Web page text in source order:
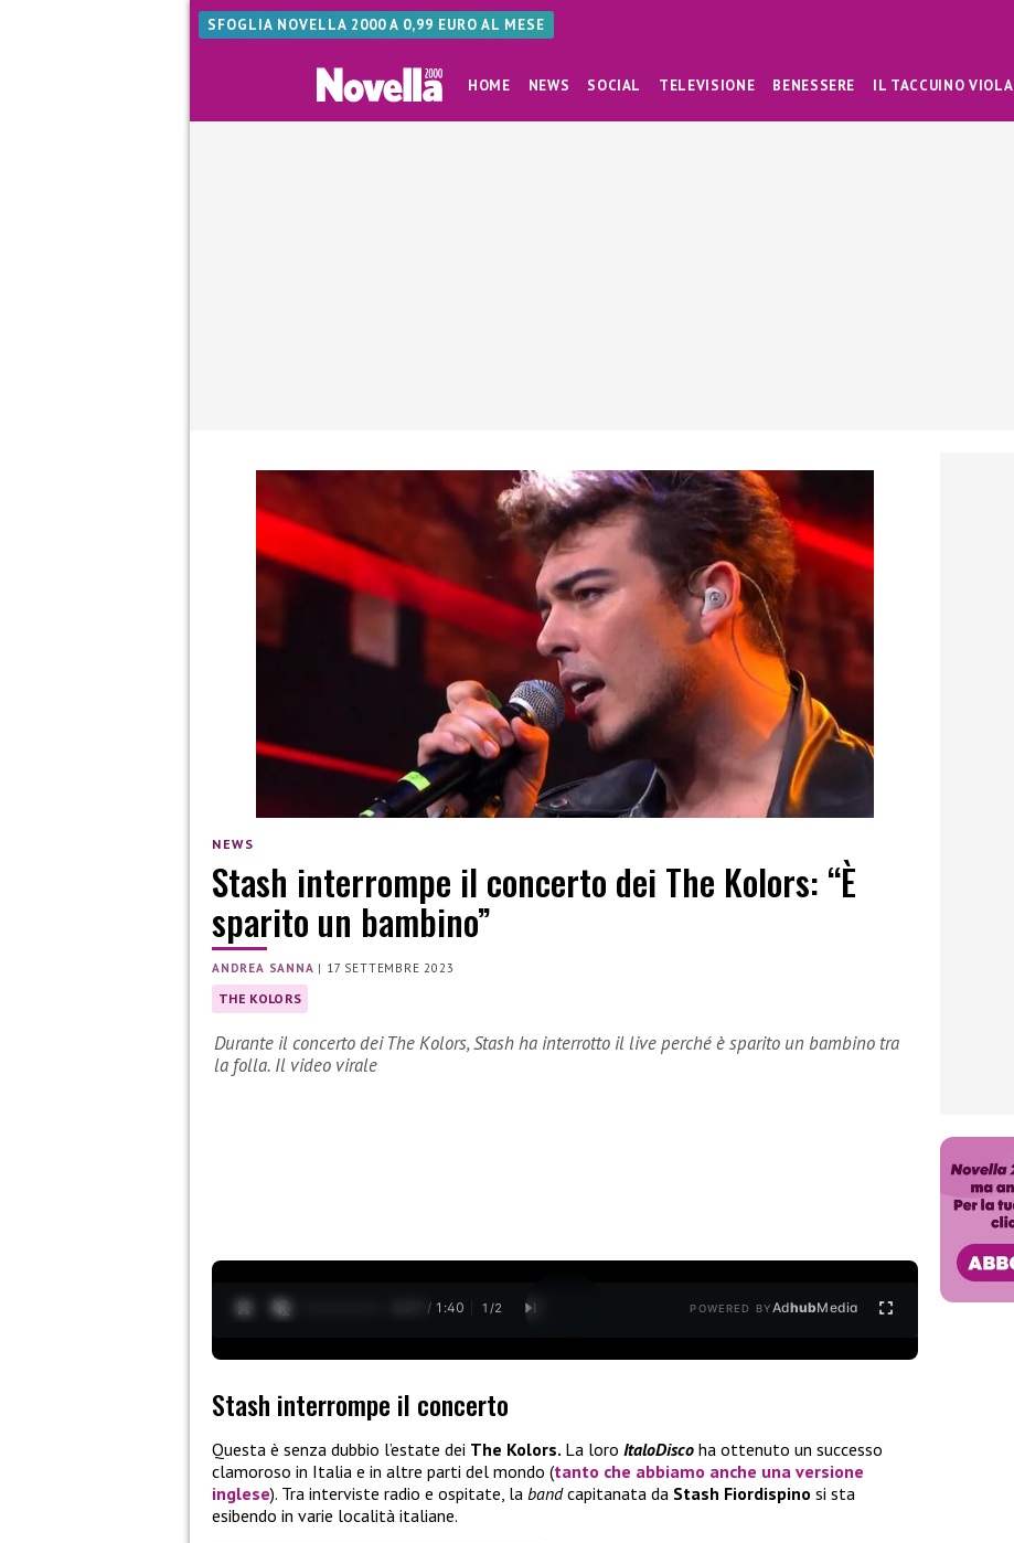
SFOGLIA NOVELLA 2000 A 0,99 EURO AL MESE
HOME NEWS SOCIAL TELEVISIONE BENESSERE IL TACCUINO VIOLA
NEWS
Stash interrompe il concerto dei The Kolors: “È
sparito un bambino”
ANDREA SANNA | 17 SETTEMBRE 2023
THE KOLORS
Durante il concerto dei The Kolors, Stash ha interrotto il live perché è sparito un bambino tra
la folla. Il video virale
0:28 / 1:40 1 /2 POWERED BYAdhubMedia
Stash interrompe il concerto
Questa è senza dubbio l’estate dei The Kolors. La loro ItaloDisco ha ottenuto un successo
clamoroso in Italia e in altre parti del mondo (tanto che abbiamo anche una versione
inglese). Tra interviste radio e ospitate, la bandcapitanata da Stash Fiordispino si sta
esibendo in varie località italiane.